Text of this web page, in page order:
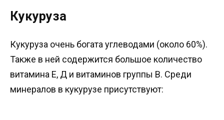
Кукуруза
Кукуруза очень богата углеводами (около 60%).
Также в ней содержится большое количество
витамина Е, Д и витаминов группы В. Среди
минералов в кукурузе присутствуют: